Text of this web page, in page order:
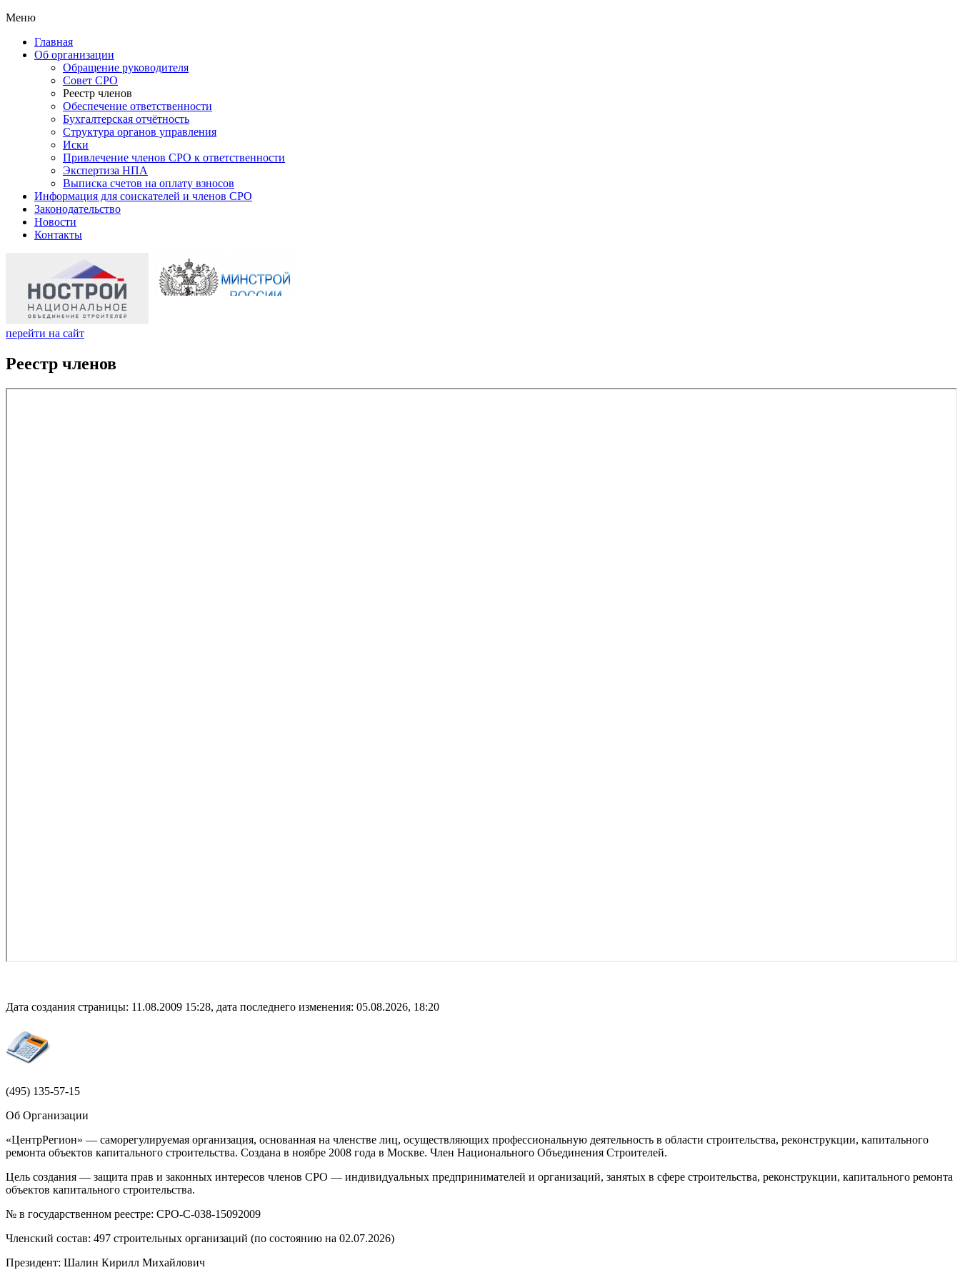
Меню
Главная
Об организации
Обращение руководителя
Совет СРО
Реестр членов
Обеспечение ответственности
Бухгалтерская отчётность
Структура органов управления
Иски
Привлечение членов СРО к ответственности
Экспертиза НПА
Выписка счетов на оплату взносов
Информация для соискателей и членов СРО
Законодательство
Новости
Контакты
перейти на сайт
Реестр членов
Дата создания страницы: 11.08.2009 15:28, дата последнего изменения: 05.08.2026, 18:20
(495) 135-57-15
Об Организации
«ЦентрРегион» — саморегулируемая организация, основанная на членстве лиц, осуществляющих профессиональную деятельность в области строительства, реконструкции, капитального
ремонта объектов капитального строительства. Создана в ноябре 2008 года в Москве. Член Национального Объединения Строителей.
Цель создания — защита прав и законных интересов членов СРО — индивидуальных предпринимателей и организаций, занятых в сфере строительства, реконструкции, капитального ремонта
объектов капитального строительства.
№ в государственном реестре: СРО-С-038-15092009
Членский состав: 497 строительных организаций (по состоянию на 02.07.2026)
Президент: Шалин Кирилл Михайлович